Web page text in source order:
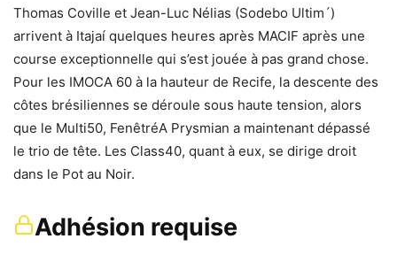
Thomas Coville et Jean-Luc Nélias (Sodebo Ultim´)
arrivent à Itajaí quelques heures après MACIF après une
course exceptionnelle qui s’est jouée à pas grand chose.
Pour les IMOCA 60 à la hauteur de Recife, la descente des
côtes brésiliennes se déroule sous haute tension, alors
que le Multi50, FenêtréA Prysmian a maintenant dépassé
le trio de tête. Les Class40, quant à eux, se dirige droit
dans le Pot au Noir.
Adhésion requise